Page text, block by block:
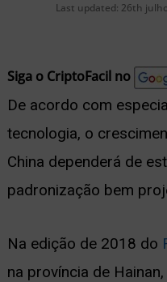
Last updated: 26th
Siga o CriptoFacil no
De acordo com
tecnologia, o
China dependerá de
padronização bem
Na edição de 2018 do
na província de